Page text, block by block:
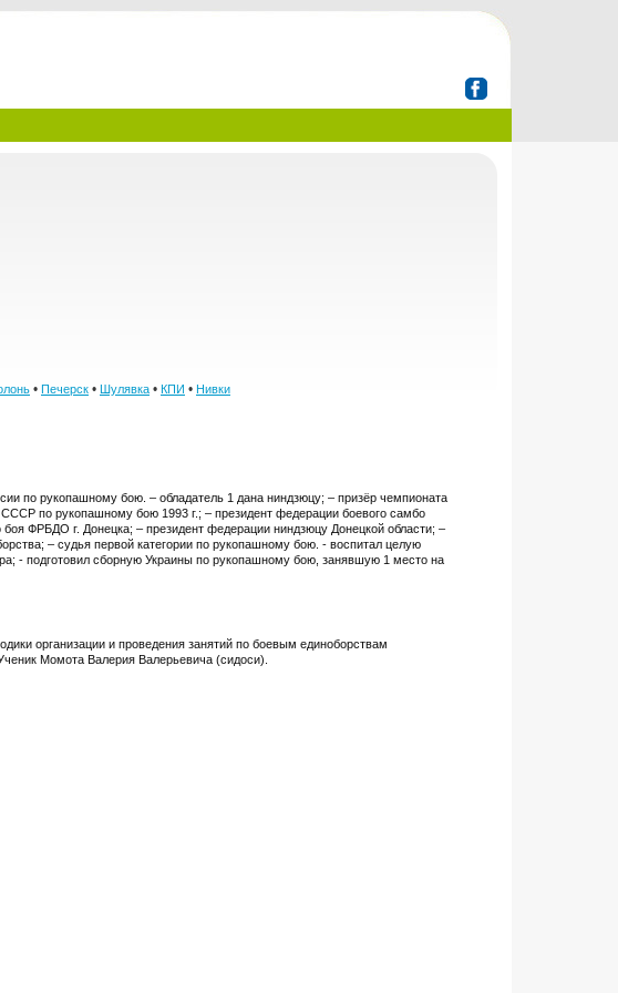
• Печерск • Шулявка • КПИ • Нивки
по рукопашному бою. – обладатель 1 дана ниндзюцу; – призёр чемпионата
по рукопашному бою 1993 г.; – президент федерации боевого самбо
ФРБДО г. Донецка; – президент федерации ниндзюцу Донецкой области; –
– судья первой категории по рукопашному бою. - воспитал целую
- подготовил сборную Украины по рукопашному бою, занявшую 1 место на
организации и проведения занятий по боевым единоборствам
Момота Валерия Валерьевича (сидоси).